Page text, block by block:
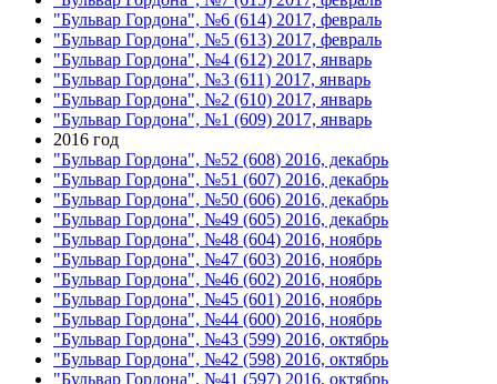
"Бульвар Гордона", №6 (614) 2017, февраль
"Бульвар Гордона", №5 (613) 2017, февраль
"Бульвар Гордона", №4 (612) 2017, январь
"Бульвар Гордона", №3 (611) 2017, январь
"Бульвар Гордона", №2 (610) 2017, январь
"Бульвар Гордона", №1 (609) 2017, январь
2016 год
"Бульвар Гордона", №52 (608) 2016, декабрь
"Бульвар Гордона", №51 (607) 2016, декабрь
"Бульвар Гордона", №50 (606) 2016, декабрь
"Бульвар Гордона", №49 (605) 2016, декабрь
"Бульвар Гордона", №48 (604) 2016, ноябрь
"Бульвар Гордона", №47 (603) 2016, ноябрь
"Бульвар Гордона", №46 (602) 2016, ноябрь
"Бульвар Гордона", №45 (601) 2016, ноябрь
"Бульвар Гордона", №44 (600) 2016, ноябрь
"Бульвар Гордона", №43 (599) 2016, октябрь
"Бульвар Гордона", №42 (598) 2016, октябрь
"Бульвар Гордона", №41 (597) 2016, октябрь